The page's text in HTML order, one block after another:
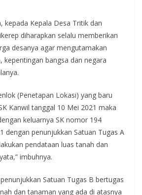
kepada Kepala Desa Tritik dan
diharapkan selalu memberikan
desanya agar mengutamakan
kepentingan bangsa dan negara
(Penetapan Lokasi) yang baru
Kanwil tanggal 10 Mei 2021 maka
keluarnya SK nomor 194
dengan penunjukkan Satuan Tugas A
pendataan luas tanah dan
imbuhnya.
Satuan Tugas B bertugas
dan tanaman yang ada di atasnya